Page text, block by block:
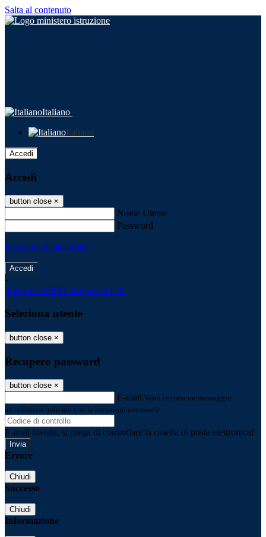
Salta al contenuto
Italiano
Italiano
Accedi
Accedi
button close ×
Nome Utente
Password
Password dimenticata?
-
Entra con SPID Entra con CIE
Seleziona utente
button close ×
Recupero password
button close ×
E-mail Verrà inviato un messaggio
all'indirizzo indicato con le istruzioni necessarie.
E-mail inviata, si prega di controllare la casella di posta elettronica!
Errore
Chiudi
Successo
Chiudi
Informazione